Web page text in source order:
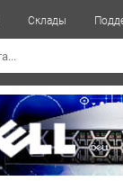
Склады